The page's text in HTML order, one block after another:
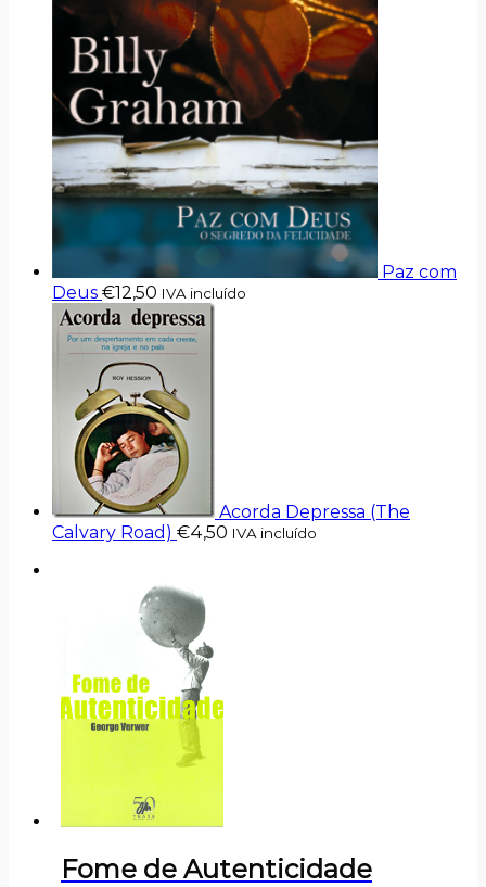
Paz com
Deus €12,50 IVA incluído
Acorda Depressa (The
Calvary Road) €4,50 IVA incluído
Fome de Autenticidade